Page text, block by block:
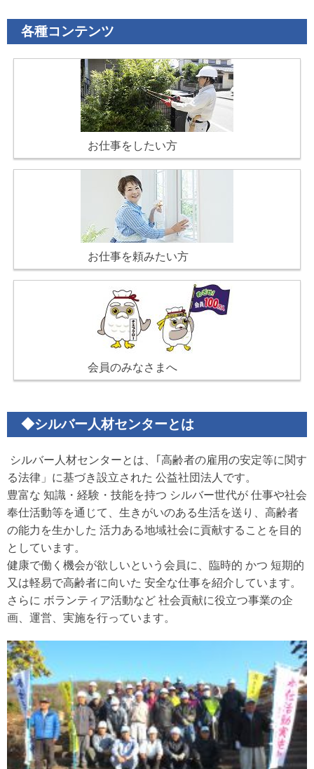
各種コンテンツ
お仕事をしたい方
お仕事を頼みたい方
会員のみなさまへ
◆シルバー人材センターとは
シルバー人材センターとは、｢高齢者の雇用の安定等に関す
る法律」に基づき設立された 公益社団法人です。
豊富な 知識・経験・技能を持つ シルバー世代が 仕事や社会
奉仕活動等を通じて、生きがいのある生活を送り、高齢者
の能力を生かした 活力ある地域社会に貢献することを目的
としています。
健康で働く機会が欲しいという会員に、臨時的 かつ 短期的
又は軽易で高齢者に向いた 安全な仕事を紹介しています。
さらに ボランティア活動など 社会貢献に役立つ事業の企
画、運営、実施を行っています。